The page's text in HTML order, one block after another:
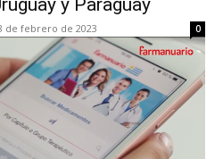
y Paraguay
de febrero de 2023 0